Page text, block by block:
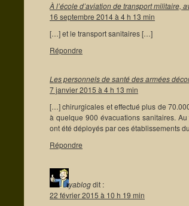
À l’école d’aviation de transport militaire,
16 septembre 2014 à 4 h 13 min
[…] et le transport sanitaires […]
Répondre
Les personnels de santé des armées
7 janvier 2015 à 4 h 13 min
[…] chirurgicales et effectué plus de
à quelque 900 évacuations sanitaires.
ont été déployés par ces établissements
Répondre
yablogdit :
22 février 2015 à 10 h 19 min